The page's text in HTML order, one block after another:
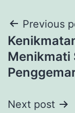
Previous
Menikmati
Next post